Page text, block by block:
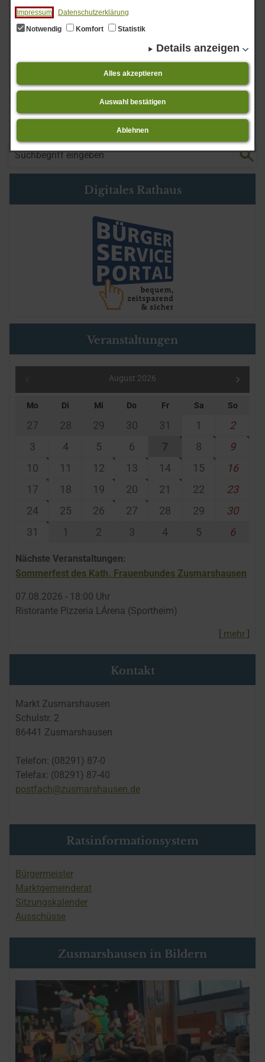
Impressum
Datenschutzerklärung
Notwendig
Komfort Statistik
Details anzeigen
Alles akzeptieren
Auswahl bestätigen
Ablehnen
Mehr über
Digitales Rathaus
Veranstaltungen
August 2026
Mo Di Mi Do Fr Sa So
27 28 29 30 31 1
2
3
4 5 6 7 8
9
10
11 12 13 14 15
16
17
18 19 20 21 22
23
24
25 26 27 28 29
30
31
1 2 3 4 5 6
Nächste Veranstaltungen:
Sommerfest des Kath. Frauenbundes Zusmarshausen
07.​08.​2026 - 18:00 Uhr
Ristorante Pizzeria LÁrena (Sportheim)
[ mehr ]
Kontakt
Markt Zusmarshausen
Schulstr. 2
86441 Zusmarshausen
Telefon: (08291) 87-0
Telefax: (08291) 87-40
postfach@zusmarshausen.de
Ratsinformationsystem
Bürgermeister
Marktgemeinderat
Sitzungskalender
Ausschüsse
Zusmarshausen in Bildern